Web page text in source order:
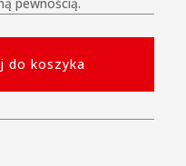
do koszyka